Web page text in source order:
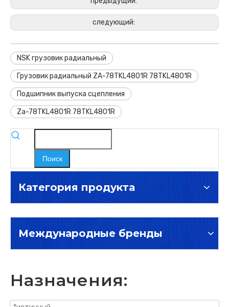
следующий:
NSK грузовик радиальный
Грузовик радиальный ZA-78TKL4801R 78TKL4801R
Подшипник выпуска сцепления
Za-78TKL4801R 78TKL4801R
Поиск
Категория продукта
Международные бренды
Назначения: